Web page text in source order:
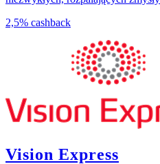
2,5% cashback
Vision Express